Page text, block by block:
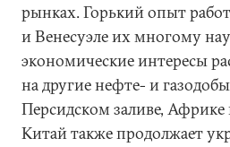
рынках. Горький опыт
и Венесуэле их многому
экономические интересы
на другие нефте- и
Персидском заливе,
Китай также продолжает